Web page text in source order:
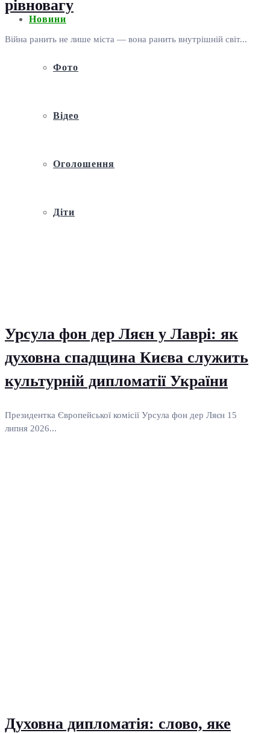
Новини
Фото
Відео
Оголошення
Діти
рівновагу
Війна ранить не лише міста — вона ранить внутрішній світ...
Урсула фон дер Ляєн у Лаврі: як
духовна спадщина Києва служить
культурній дипломатії України
Президентка Європейської комісії Урсула фон дер Ляєн 15
липня 2026...
Духовна дипломатія: слово, яке